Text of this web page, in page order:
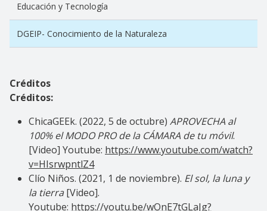
Educación y Tecnología
DGEIP- Conocimiento de la Naturaleza
Créditos
Créditos:
ChicaGEEk. (2022, 5 de octubre) APROVECHA al
100% el MODO PRO de la CÁMARA de tu móvil.
[Video] Youtube: https://www.youtube.com/watch?
v=HIsrwpntlZ4
Clío Niños. (2021, 1 de noviembre). El sol, la luna y
la tierra [Video].
Youtube: https://youtu.be/wOnE7tGLaJg?